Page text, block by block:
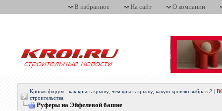
В избранное На сайт О компании
Кровля форум - как крыть крышу, чем крыть крышу, какую кровлю выбрать?
строительства
Руферы на Эйфелевой башне